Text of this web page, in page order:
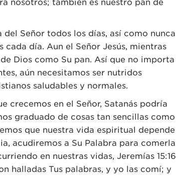
nosotros; también es nuestro pan de
Señor todos los días, así como nunca
día. Aun el Señor Jesús, mientras
Dios como Su pan. Así que no importa
aún necesitamos ser nutridos
saludables y normales.
crecemos en el Señor, Satanás podría
graduado de cosas tan sencillas como
que nuestra vida espiritual depende
acudiremos a Su Palabra para comerla
en nuestras vidas, Jeremías 15:16
halladas Tus palabras, y yo las comí; y